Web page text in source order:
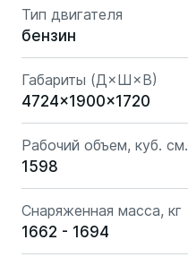
Тип двигателя
бензин
Габариты (Д×Ш×В)
4724x1900x1720
Рабочий объем, куб. см.
1598
Снаряженная масса, кг
1662 - 1694